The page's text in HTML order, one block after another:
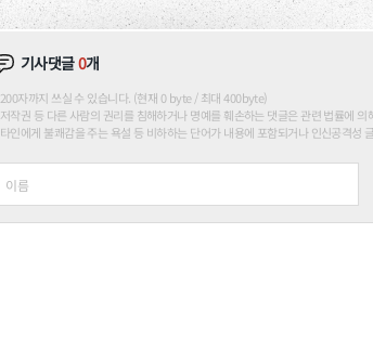
기사댓글0개
200자까지 쓰실 수 있습니다. (현재 0 byte / 최대 400byte)
저작권 등 다른 사람의 권리를 침해하거나 명예를 훼손하는 댓글은 관련 법률에 의
타인에게 불쾌감을 주는 욕설 등 비하하는 단어가 내용에 포함되거나 인신공격성